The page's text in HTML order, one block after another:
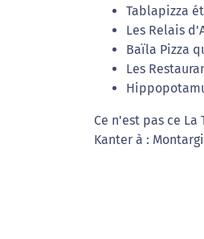
Tablapizza
Les Relais
Baïla Pizza
Les
Ce n'est pas ce
Kanter à :